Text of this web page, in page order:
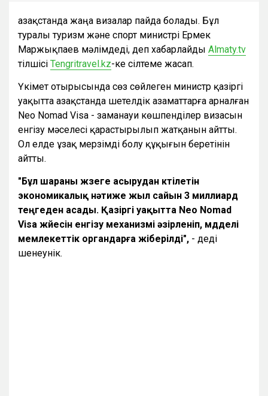
Қазақстанда жаңа визалар пайда болады. Бұл
туралы туризм және спорт министрі Ермек
Маржықпаев мәлімдеді, деп хабарлайды Almaty.tv
тілшісі Tengritravel.kz-ке сілтеме жасап.
Үкімет отырысында сөз сөйлеген министр қазіргі
уақытта Қазақстанда шетелдік азаматтарға арналған
Neo Nomad Visa - заманауи көшпенділер визасын
енгізу мәселесі қарастырылып жатқанын айтты.
Ол елде ұзақ мерзімді болу құқығын беретінін
айтты.
"Бұл шараны жүзеге асырудан күтілетін
экономикалық нәтиже жыл сайын 3 миллиард
теңгеден асады. Қазіргі уақытта Neo Nomad
Visa жүйесін енгізу механизмі әзірленіп, мүдделі
мемлекеттік органдарға жіберілді", - деді
шенеунік.